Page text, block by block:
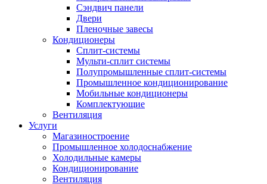
Сэндвич панели
Двери
Пленочные завесы
Кондиционеры
Сплит-системы
Мульти-сплит системы
Полупромышленные сплит-системы
Промышленное кондиционирование
Мобильные кондиционеры
Комплектующие
Вентиляция
Услуги
Магазиностроение
Промышленное холодоснабжение
Холодильные камеры
Кондиционирование
Вентиляция